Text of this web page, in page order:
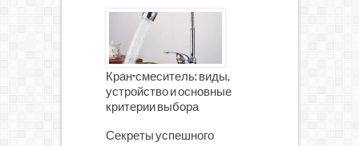
Кран-смеситель: виды,
устройство и основные
критерии выбора
Секреты успешного